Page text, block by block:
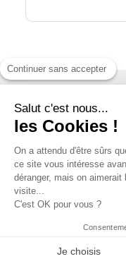
À PROPOS
À DÉCOUVRIR
MON COMPTE
Conditions
Continuer sans accepter
Salut c'est nous...
les Cookies !
On a attendu d'être sûrs
ce site vous intéresse
déranger, mais on
visite...
C'est OK pour vous ?
Je choisis